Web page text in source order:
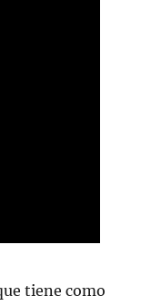
tiene como